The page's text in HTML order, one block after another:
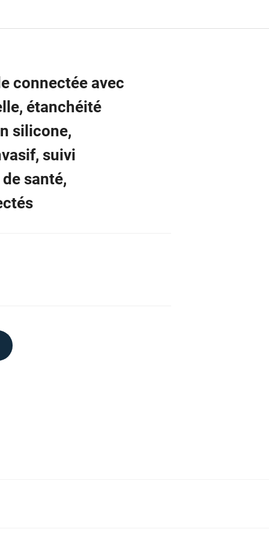
connectée avec
étanchéité
silicone,
suivi
santé,